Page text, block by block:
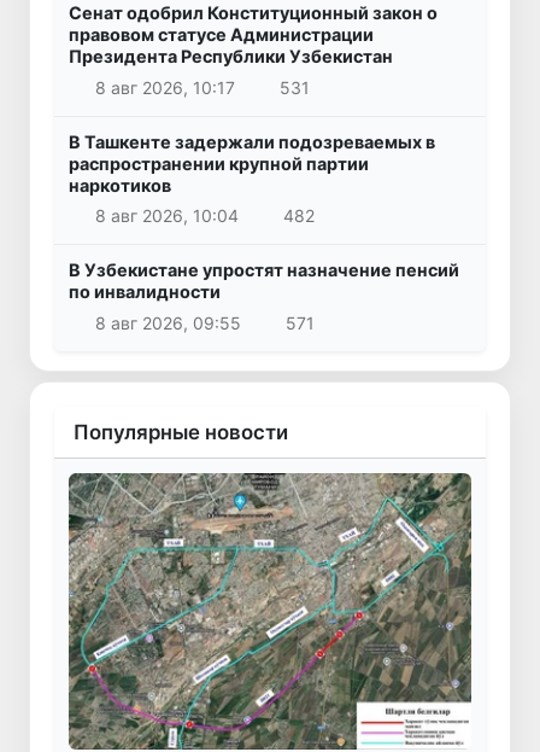
Сенат одобрил Конституционный закон о
правовом статусе Администрации
Президента Республики Узбекистан
8 авг 2026, 10:17
531
В Ташкенте задержали подозреваемых в
распространении крупной партии
наркотиков
8 авг 2026, 10:04
482
В Узбекистане упростят назначение пенсий
по инвалидности
8 авг 2026, 09:55
571
Популярные новости